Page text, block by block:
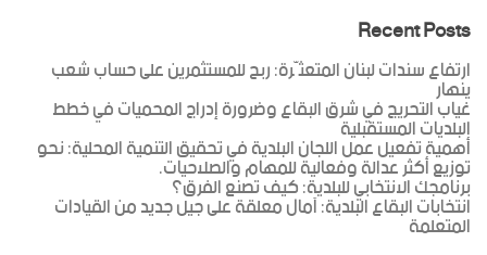
Recent Posts
ارتفاع سندات لبنان المتعثّرة: ربح للمستثمرين على حساب شعب
ينهار
غياب التحريج في شرق البقاع وضرورة إدراج المحميات في خطط
البلديات المستقبلية
أهمية تفعيل عمل اللجان البلدية في تحقيق التنمية المحلية: نحو
توزيع أكثر عدالة وفعالية للمهام والصلاحيات.
برنامجك الانتخابي للبلدية: كيف تصنع الفرق؟
انتخابات البقاع البلدية: آمال معلقة على جيل جديد من القيادات
المتعلمة